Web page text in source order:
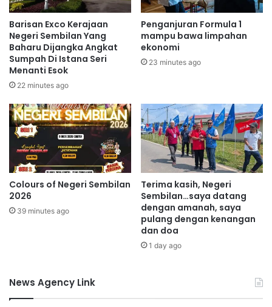
d
d
u
k
L
u
u
k
C
a
l
a
r
a
n
g
a
p
i
k
s
e
u
n
Barisan Exco Kerajaan
Negeri Sembilan Yang
Baharu Dijangka Angkat
Sumpah Di Istana Seri
Menanti Esok
22 minutes ago
Penganjuran Formula 1
mampu bawa limpahan
ekonomi
23 minutes ago
Colours of Negeri Sembilan
2026
39 minutes ago
Terima kasih, Negeri
Sembilan…saya datang
dengan amanah, saya
pulang dengan kenangan
dan doa
1 day ago
News Agency Link